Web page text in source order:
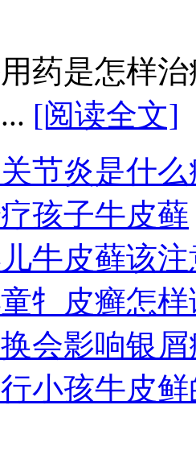
是怎样治
[阅读全文]
节炎是什么
孩子牛皮藓
牛皮藓该
牜皮癣怎
会影响银
小孩牛皮